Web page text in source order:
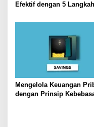
Efektif dengan 5 Langkah
Mengelola Keuangan
dengan Prinsip